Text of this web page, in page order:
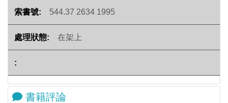
544.37 2634 1995
在架上
書籍評論